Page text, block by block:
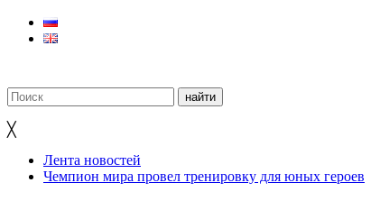
╳
Лента новостей
Чемпион мира провел тренировку для юных героев